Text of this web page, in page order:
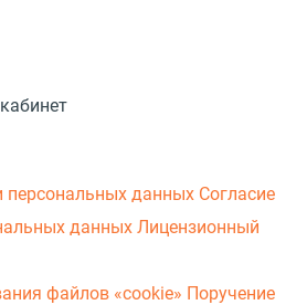
персональных данных Согласие
данных Лицензионный
файлов «cookie» Поручение